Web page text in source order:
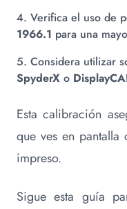
Verifica el uso de
1966.1 para una
Considera utilizar
SpyderX o
Esta calibración
que ves en
impreso.
Sigue esta guía